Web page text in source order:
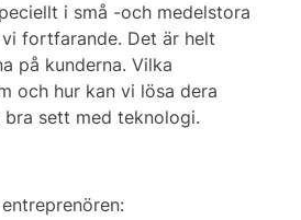
i små -och medelstora
fortfarande. Det är helt
på kunderna. Vilka
och hur kan vi lösa dera
sett med teknologi.